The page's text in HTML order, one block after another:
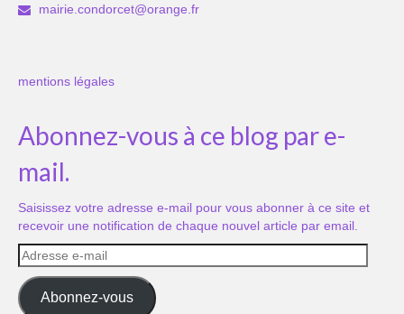
mairie.condorcet@orange.fr
mentions légales
Abonnez-vous à ce blog par e-
mail.
Saisissez votre adresse e-mail pour vous abonner à ce site et
recevoir une notification de chaque nouvel article par email.
Adresse
e-
mail
Abonnez-vous